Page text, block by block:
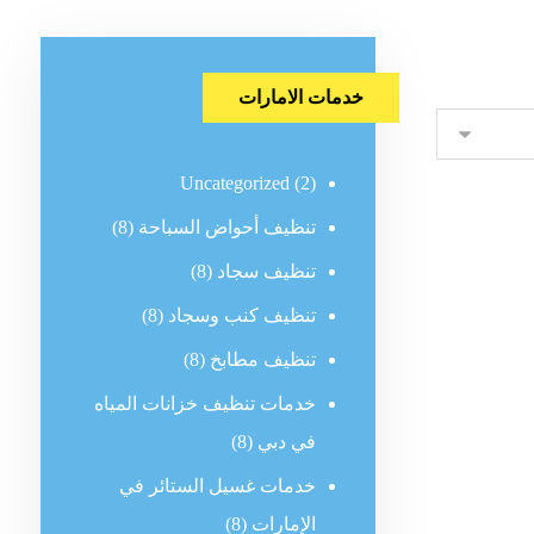
خدمات الامارات
Uncategorized (2)
تنظيف أحواض السباحة (8)
تنظيف سجاد (8)
تنظيف كنب وسجاد (8)
تنظيف مطابخ (8)
خدمات تنظيف خزانات المياه
في دبي (8)
خدمات غسيل الستائر في
الإمارات (8)